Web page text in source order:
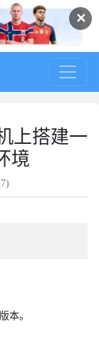
✕
上搭建一
境
)
本。